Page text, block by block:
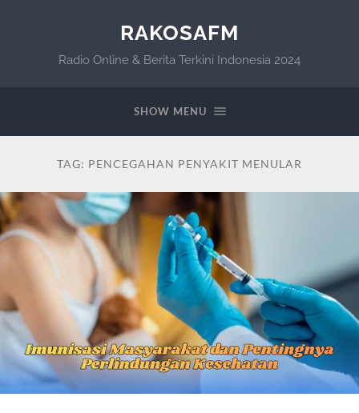
RAKOSAFM
Radio Online & Berita Terkini Indonesia 2024
SHOW MENU
TAG: PENCEGAHAN PENYAKIT MENULAR